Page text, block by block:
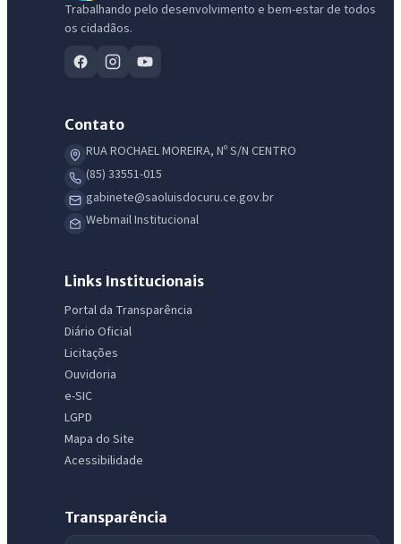
Trabalhando pelo desenvolvimento e bem-estar de todos
os cidadãos.
Contato
RUA ROCHAEL MOREIRA, Nº S/N CENTRO
(85) 33551-015
gabinete@saoluisdocuru.ce.gov.br
Webmail Institucional
Links Institucionais
Portal da Transparência
Diário Oficial
Licitações
Ouvidoria
e-SIC
LGPD
Mapa do Site
Acessibilidade
Transparência